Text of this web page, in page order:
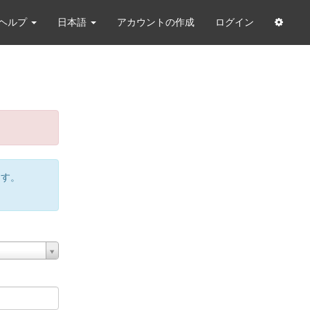
ルプ 日本語 アカウントの作成 ログイン
。